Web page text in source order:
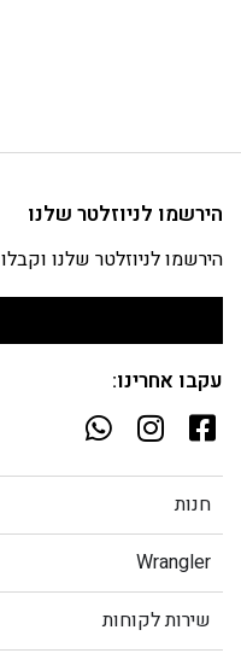
הירשמו לניוזלטר שלנו
הירשמו לניוזלטר שלנו וקבלו
עקבו אחרינו:
חנות
Wrangler
שירות לקוחות